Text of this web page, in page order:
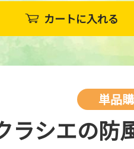
カートに入れる
単品
ラシエの防